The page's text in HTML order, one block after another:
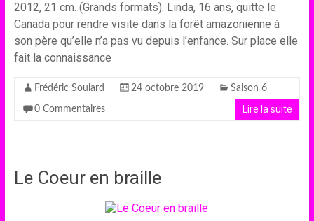
2012, 21 cm. (Grands formats). Linda, 16 ans, quitte le
Canada pour rendre visite dans la forêt amazonienne à
son père qu’elle n’a pas vu depuis l’enfance. Sur place elle
fait la connaissance
Frédéric Soulard 24 octobre 2019 Saison 6
0 Commentaires Lire la suite
Le Coeur en braille